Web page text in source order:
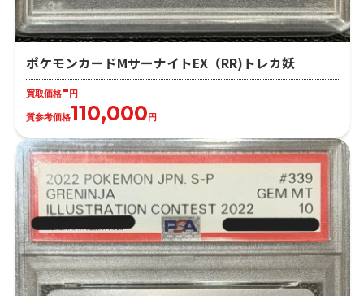
ポケモンカードMサーナイトEX（RR)トレカ妖
買取価格-円
質参考価格110,000円